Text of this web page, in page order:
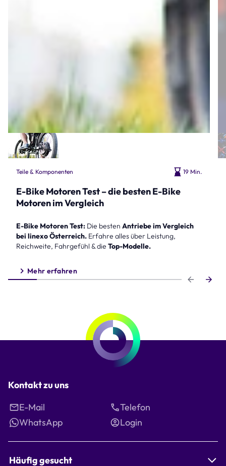
Teile & Komponenten 19 Min.
E-Bike Motoren Test – die besten E-Bike
Motoren im Vergleich
E-Bike Motoren Test: Die besten Antriebe im Vergleich
bei linexo Österreich. Erfahre alles über Leistung,
Reichweite, Fahrgefühl & die Top-Modelle.
Mehr erfahren
Kontakt zu uns
E-Mail
Telefon
WhatsApp
Login
Häufig gesucht